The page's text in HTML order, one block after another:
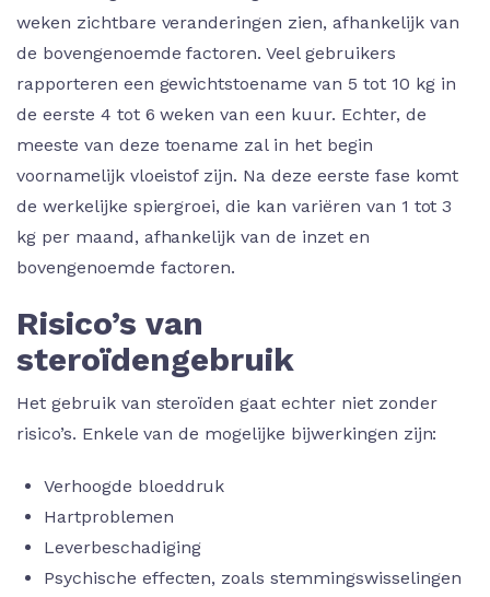
weken zichtbare veranderingen zien, afhankelijk van
de bovengenoemde factoren. Veel gebruikers
rapporteren een gewichtstoename van 5 tot 10 kg in
de eerste 4 tot 6 weken van een kuur. Echter, de
meeste van deze toename zal in het begin
voornamelijk vloeistof zijn. Na deze eerste fase komt
de werkelijke spiergroei, die kan variëren van 1 tot 3
kg per maand, afhankelijk van de inzet en
bovengenoemde factoren.
Risico’s van
steroïdengebruik
Het gebruik van steroïden gaat echter niet zonder
risico’s. Enkele van de mogelijke bijwerkingen zijn:
Verhoogde bloeddruk
Hartproblemen
Leverbeschadiging
Psychische effecten, zoals stemmingswisselingen